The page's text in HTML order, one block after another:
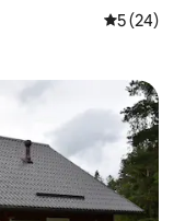
5 de uma
5 (24)